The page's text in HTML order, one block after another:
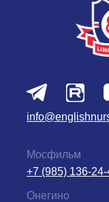
Онегино
+7 (985) 136-
Мосфильм